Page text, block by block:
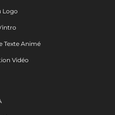
Logo
Texte Animé
Vidéo